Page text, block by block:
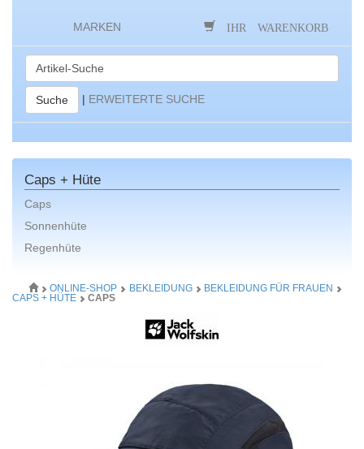
MARKEN IHR WARENKORB
Suche | ERWEITERTE SUCHE
Caps + Hüte
Caps
Sonnenhüte
Regenhüte
ONLINE-SHOP BEKLEIDUNG
BEKLEIDUNG FÜR FRAUEN
CAPS + HÜTE
CAPS